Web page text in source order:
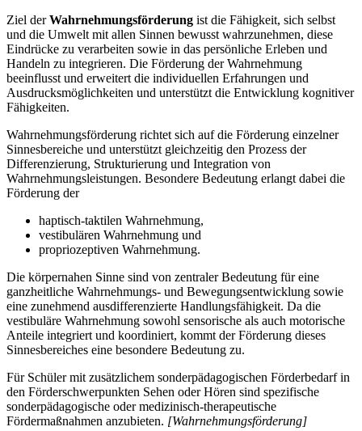
Ziel derWahrnehmungsförderung ist die Fähigkeit, sich selbst
und die Umwelt mit allen Sinnen bewusst wahrzunehmen, diese
Eindrücke zu verarbeiten sowie in das persönliche Erleben und
Handeln zu integrieren. Die Förderung der Wahrnehmung
beeinflusst und erweitert die individuellen Erfahrungen und
Ausdrucksmöglichkeiten und unterstützt die Entwicklung kognitiver
Fähigkeiten.
Wahrnehmungsförderung richtet sich auf die Förderung einzelner
Sinnesbereiche und unterstützt gleichzeitig den Prozess der
Differenzierung, Strukturierung und Integration von
Wahrnehmungsleistungen. Besondere Bedeutung erlangt dabei die
Förderung der
haptisch-taktilen Wahrnehmung,
vestibulären Wahrnehmung und
propriozeptiven Wahrnehmung.
Die körpernahen Sinne sind von zentraler Bedeutung für eine
ganzheitliche Wahrnehmungs- und Bewegungsentwicklung sowie
eine zunehmend ausdifferenzierte Handlungsfähigkeit. Da die
vestibuläre Wahrnehmung sowohl sensorische als auch motorische
Anteile integriert und koordiniert, kommt der Förderung dieses
Sinnesbereiches eine besondere Bedeutung zu.
Für Schüler mit zusätzlichem sonderpädagogischen Förderbedarf in
den Förderschwerpunkten Sehen oder Hören sind spezifische
sonderpädagogische oder medizinisch-therapeutische
Fördermaßnahmen anzubieten. [Wahrnehmungsförderung]